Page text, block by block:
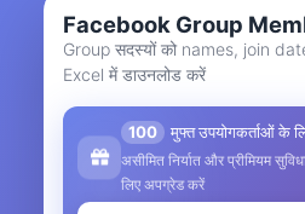
Facebook Group
Group सदस्यों को names, join
Excel में डाउनलोड करें
100 मुफ्त उपयोगकर्ताओं के
असीमित निर्यात और प्रीमियम
लिए अपग्रेड करें